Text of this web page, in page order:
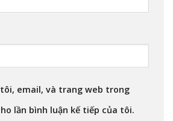
email, và trang web trong
lần bình luận kế tiếp của tôi.